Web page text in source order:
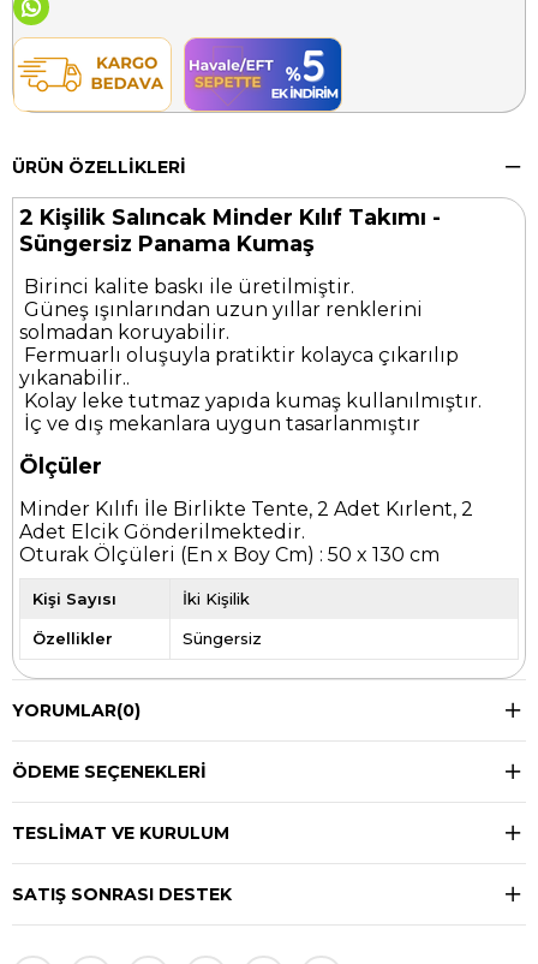
ÜRÜN ÖZELLIKLERI
2 Kişilik Salıncak Minder Kılıf Takımı -
Süngersiz Panama Kumaş
Birinci kalite baskı ile üretilmiştir.
Güneş ışınlarından uzun yıllar renklerini
solmadan koruyabilir.
Fermuarlı oluşuyla pratiktir kolayca çıkarılıp
yıkanabilir..
Kolay leke tutmaz yapıda kumaş kullanılmıştır.
İç ve dış mekanlara uygun tasarlanmıştır
Ölçüler
Minder Kılıfı İle Birlikte Tente, 2 Adet Kırlent, 2
Adet Elcik Gönderilmektedir.
Oturak Ölçüleri (En x Boy Cm) : 50 x 130 cm
Kişi Sayısı İki Kişilik
Özellikler Süngersiz
YORUMLAR(0)
ÖDEME SEÇENEKLERI
TESLIMAT VE KURULUM
SATIŞ SONRASI DESTEK